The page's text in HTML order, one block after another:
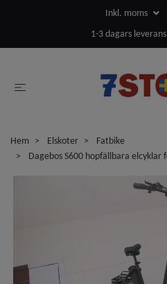
Inkl. moms
1-3 dagars
Hem Elskoter
Fatbike
Dagebos S600 hopfällbara elcyklar